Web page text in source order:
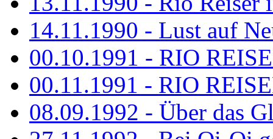
14.11.1990 - Lust auf
00.10.1991 - RIO
00.11.1991 - RIO
08.09.1992 - Über das